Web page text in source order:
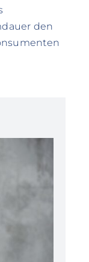
den